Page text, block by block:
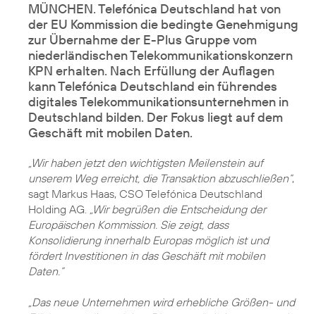
MÜNCHEN. Telefónica Deutschland hat von
der EU Kommission die bedingte Genehmigung
zur Übernahme der E-Plus Gruppe vom
niederländischen Telekommunikationskonzern
KPN erhalten. Nach Erfüllung der Auflagen
kann Telefónica Deutschland ein führendes
digitales Telekommunikationsunternehmen in
Deutschland bilden. Der Fokus liegt auf dem
Geschäft mit mobilen Daten.
„Wir haben jetzt den wichtigsten Meilenstein auf
unserem Weg erreicht, die Transaktion abzuschließen“,
sagt Markus Haas, CSO Telefónica Deutschland
Holding AG. „Wir begrüßen die Entscheidung der
Europäischen Kommission. Sie zeigt, dass
Konsolidierung innerhalb Europas möglich ist und
fördert Investitionen in das Geschäft mit mobilen
Daten.”
„Das neue Unternehmen wird erhebliche Größen- und